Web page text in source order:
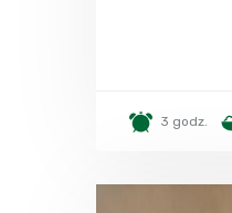
3 godz.